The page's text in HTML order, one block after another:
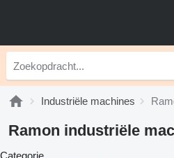
Industriële machines
Ramon industriële
Categorie